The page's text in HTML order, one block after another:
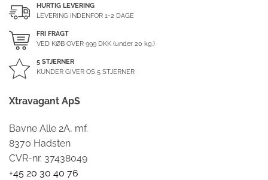
Xtravagant ApS
Bavne Alle 2A, mf.
8370 Hadsten
CVR-nr. 37438049
+45 20 30 40 76
HURTIG LEVERING
LEVERING INDENFOR 1-2 DAGE
FRI FRAGT
VED KØB OVER 999DKK (under 20 kg.)
5 STJERNER
KUNDER GIVER OS 5 STJERNER